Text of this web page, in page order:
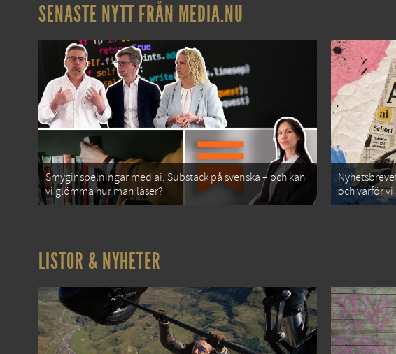
SENASTE NYTT FRÅN MEDIA.NU
Smyginspelningar med ai, Substack på svenska – och kan
vi glömma hur man läser?
och varför
LISTOR & NYHETER